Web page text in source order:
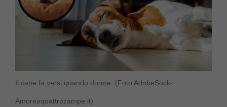
Il cane fa versi quando dorme. (Foto AdobeSock-
Amoreaquattrozampe.it)